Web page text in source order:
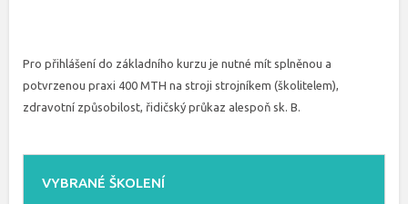
Pro přihlášení do základního kurzu je nutné mít splněnou a
potvrzenou praxi 400 MTH na stroji strojníkem (školitelem),
zdravotní způsobilost, řidičský průkaz alespoň sk. B.
VYBRANÉ ŠKOLENÍ